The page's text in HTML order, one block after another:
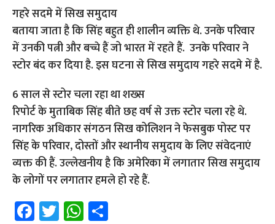
गहरे सदमे में सिख समुदाय
बताया जाता है कि सिंह बहुत ही शालीन व्यक्ति थे. उनके परिवार
में उनकी पत्नी और बच्चे हैं जो भारत में रहते हैं. उनके परिवार ने
स्टोर बंद कर दिया है. इस घटना से सिख समुदाय गहरे सदमे में है.
6 साल से स्टोर चला रहा था शख्स
रिपोर्ट के मुताबिक सिंह बीते छह वर्ष से उक्त स्टोर चला रहे थे.
नागरिक अधिकार संगठन सिख कोलिशन ने फेसबुक पोस्ट पर
सिंह के परिवार, दोस्तों और स्थानीय समुदाय के लिए संवेदनाएं
व्यक्त की हैं. उल्लेखनीय है कि अमेरिका में लगातार सिख समुदाय
के लोगों पर लगातार हमले हो रहे हैं.
Fa T W